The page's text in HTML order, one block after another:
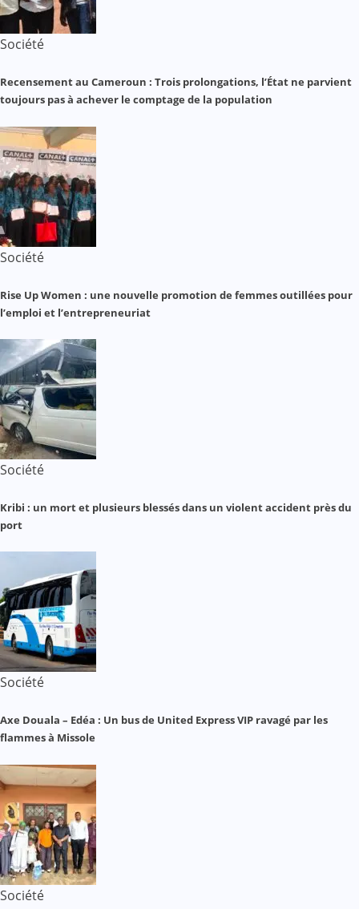
Société
Recensement au Cameroun : Trois prolongations, l’État ne parvient
toujours pas à achever le comptage de la population
Société
Rise Up Women : une nouvelle promotion de femmes outillées pour
l’emploi et l’entrepreneuriat
Société
Kribi : un mort et plusieurs blessés dans un violent accident près du
port
Société
Axe Douala – Edéa : Un bus de United Express VIP ravagé par les
flammes à Missole
Société